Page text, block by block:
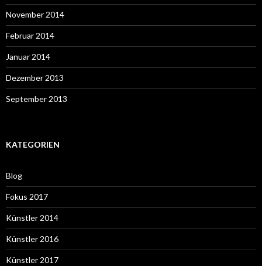
November 2014
Februar 2014
Januar 2014
Dezember 2013
September 2013
KATEGORIEN
Blog
Fokus 2017
Künstler 2014
Künstler 2016
Künstler 2017